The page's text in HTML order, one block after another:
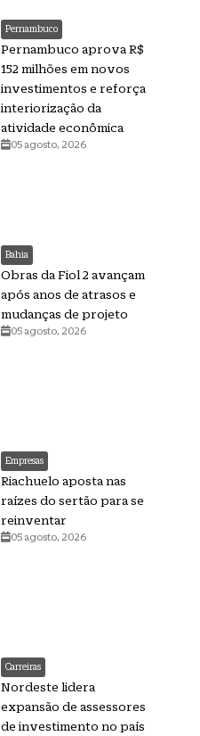
Pernambuco
Pernambuco aprova R$
152 milhões em novos
investimentos e reforça
interiorização da
atividade econômica
05 agosto, 2026
Bahia
Obras da Fiol 2 avançam
após anos de atrasos e
mudanças de projeto
05 agosto, 2026
Empresas
Riachuelo aposta nas
raízes do sertão para se
reinventar
05 agosto, 2026
Carreiras
Nordeste lidera
expansão de assessores
de investimento no país